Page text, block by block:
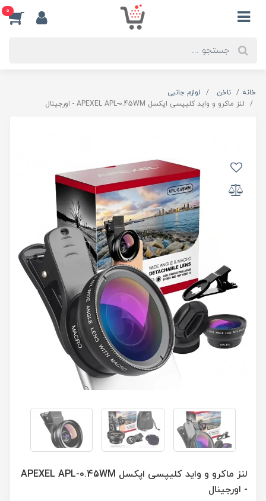
0
خانه ناخن
لوازم جانبی
لنز ماکرو و واید کلیپسی اپکسل APEXEL APL-0.45WM - اورجینال
لنز ماکرو و واید کلیپسی اپکسل APEXEL APL-0.45WM
- اورجینال